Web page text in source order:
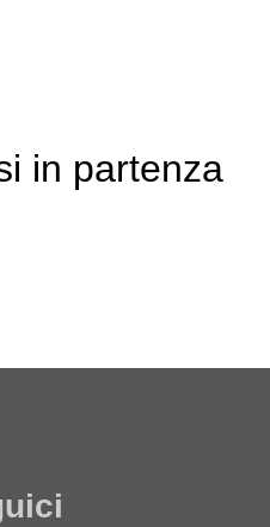
in partenza